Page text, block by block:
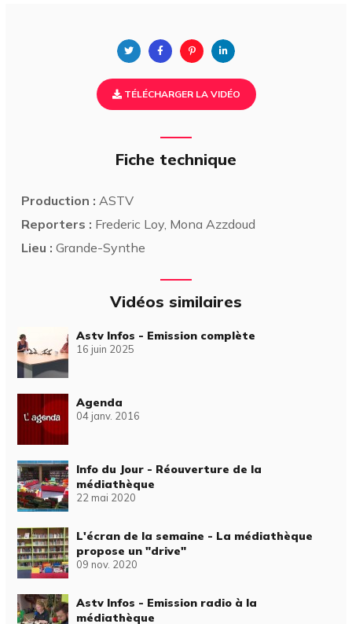
TÉLÉCHARGER LA VIDÉO
Fiche technique
Production : ASTV
Reporters : Frederic Loy, Mona Azzdoud
Lieu : Grande-Synthe
Vidéos similaires
Astv Infos - Emission complète
16 juin 2025
Agenda
04 janv. 2016
Info du Jour - Réouverture de la
médiathèque
22 mai 2020
L'écran de la semaine - La médiathèque
propose un "drive"
09 nov. 2020
Astv Infos - Emission radio à la
médiathèque